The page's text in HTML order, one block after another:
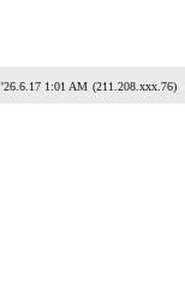
'26.6.17 1:01 AM (211.208.xxx.76)